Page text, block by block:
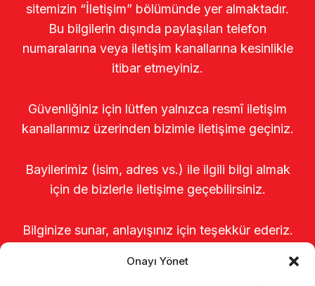
Onayı Yönet
sitemizin “İletişim” bölümünde yer almaktadır.
Bu bilgilerin dışında paylaşılan telefon
numaralarına veya iletişim kanallarına kesinlikle
itibar etmeyiniz.
Güvenliğiniz için lütfen yalnızca resmî iletişim
kanallarımız üzerinden bizimle iletişime geçiniz.
Bayilerimiz (isim, adres vs.) ile ilgili bilgi almak
için de bizlerle iletişime geçebilirsiniz.
Bilginize sunar, anlayışınız için teşekkür ederiz.